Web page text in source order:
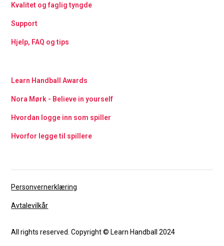
Kvalitet og faglig tyngde
Support
Hjelp, FAQ og tips
Learn Handball Awards
Nora Mørk - Believe in yourself
Hvordan logge inn som spiller
Hvorfor legge til spillere
All rights reserved. Copyright © Learn Handball 2024
Personvernerklæring
Avtalevilkår